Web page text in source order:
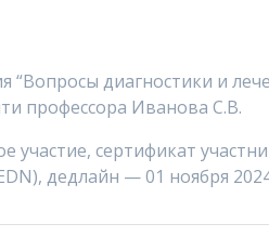
“Вопросы диагностики и
профессора Иванова С.В.
участие, сертификат
дедлайн — 01 ноября